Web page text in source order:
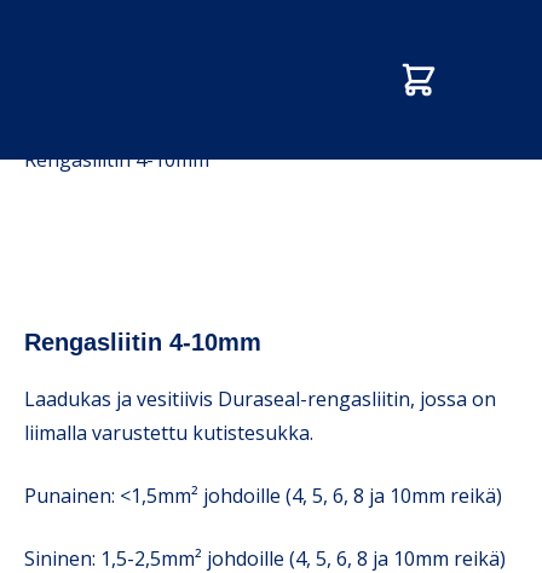
Rengasliitin 4-10mm
Rengasliitin 4-10mm
Laadukas ja vesitiivis Duraseal-rengasliitin, jossa on
liimalla varustettu kutistesukka.
Punainen: <1,5mm² johdoille (4, 5, 6, 8 ja 10mm reikä)
Sininen: 1,5-2,5mm² johdoille (4, 5, 6, 8 ja 10mm reikä)